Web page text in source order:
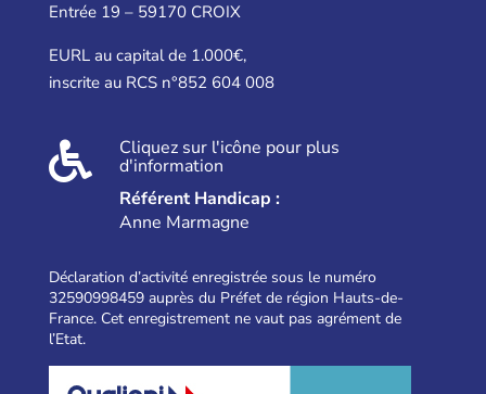
Entrée 19 – 59170 CROIX
EURL au capital de 1.000€,
inscrite au RCS n°852 604 008
 Cliquez sur l'icône pour plus
d'information
Référent Handicap :
Anne Marmagne
Déclaration d’activité enregistrée sous le numéro
32590998459 auprès du Préfet de région Hauts-de-
France. Cet enregistrement ne vaut pas agrément de
l’Etat.